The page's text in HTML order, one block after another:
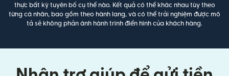
thực bất kỳ tuyên bố cụ thể nào. Kết quả có thể khác nhau tùy theo
từng cá nhân, bao gồm theo hành lang, và có thể trải nghiệm được mô
tả sẽ không phản ánh hành trình điển hình của khách hàng.